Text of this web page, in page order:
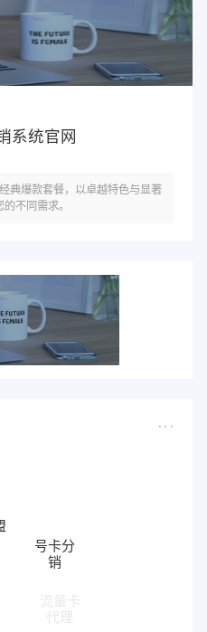
系统官网
典爆款套餐，以卓越特色与显著
不同需求。
销
流量卡
代理